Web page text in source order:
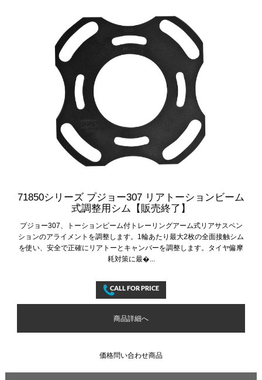
71850シリーズ プジョー307 リアトーションビーム
式調整用シム【販売終了】
プジョー307、トーションビーム付トレーリングアーム式リアサスペン
ションのアライメントを調整します。1輪あたり最大2枚の全面接触シム
を使い、安全で正確にリアトーとキャンバーを調整します。タイヤ偏摩
耗対策に最�...
商品詳細へ
価格問い合わせ商品